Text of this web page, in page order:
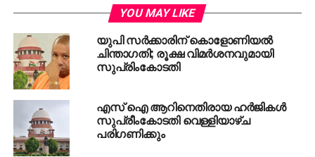
കേസെടുക്കാന്‍ നിങ്ങള്‍ക്ക് വേറെ
പണിയൊന്നുമില്ലേയെന്ന് കോടതി ചോദിച്ചു.
പാട്ടിനെക്കുറിച്ച് പരാതി ഉണ്ടെങ്കില്‍ പരിശോധിക്കേണ്ടത്
സെന്‍സര്‍ ബോര്‍ഡാണ്. അല്ലാതെ പൊലീസല്ല.
പ്രശസ്തമായ ഒരു ഗാനത്തില്‍ കണ്ണുചിമ്മുന്നത്
ദൈവനിന്ദയായി കാണാന്‍ കഴിയില്ലെന്നും
വ്യക്തമാക്കിയ കോടതി എഫ്.ഐ.ആര്‍
റദ്ദാക്കുകയായിരുന്നു.
YOU MAY LIKE
യുപി സർക്കാരിന് കൊളോണിയൽ
ചിന്താഗതി; രൂക്ഷ വിമർശനവുമായി
സുപ്രിംകോടതി
എസ് ഐ ആറിനെതിരായ ഹർജികൾ
സുപ്രീംകോടതി വെള്ളിയാഴ്ച
പരിഗണിക്കും